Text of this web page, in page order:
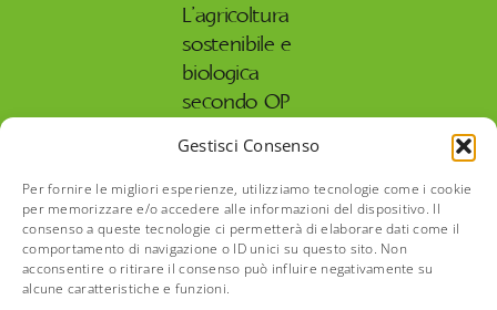
Gestisci Consenso
Per fornire le migliori esperienze, utilizziamo tecnologie come i cookie
per memorizzare e/o accedere alle informazioni del dispositivo. Il
consenso a queste tecnologie ci permetterà di elaborare dati come il
comportamento di navigazione o ID unici su questo sito. Non
acconsentire o ritirare il consenso può influire negativamente su
alcune caratteristiche e funzioni.
L’agricoltura
sostenibile e
biologica
secondo OP
27 Maggio 2026